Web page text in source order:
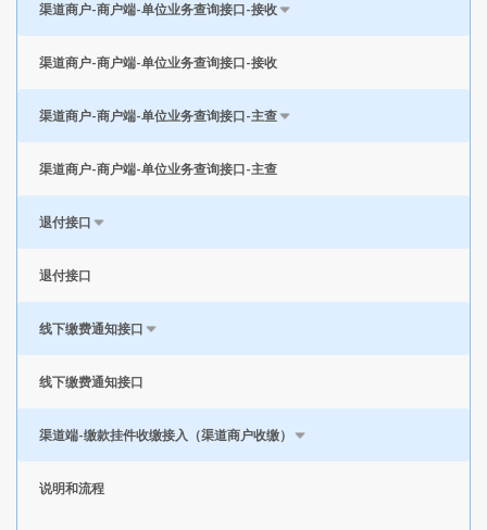
渠道商户-商户端-单位业务查询接口-接收
渠道商户-商户端-单位业务查询接口-接收
渠道商户-商户端-单位业务查询接口-主查
渠道商户-商户端-单位业务查询接口-主查
退付接口
退付接口
线下缴费通知接口
线下缴费通知接口
渠道端-缴款挂件收缴接入（渠道商户收缴）
说明和流程